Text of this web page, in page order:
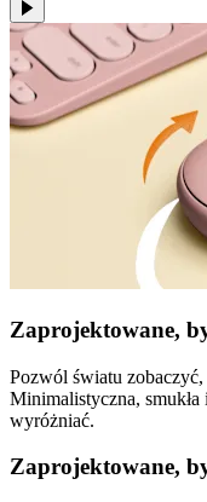
Zaprojektowane,
Pozwól światu
Minimalistyczna, smukła
wyróżniać.
Zaprojektowane,